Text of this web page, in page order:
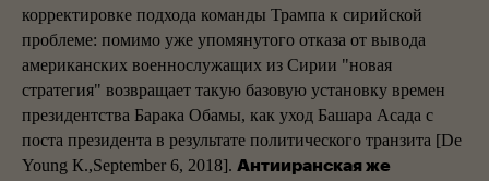
корректировке подхода команды Трампа к сирийской
проблеме: помимо уже упомянутого отказа от вывода
американских военнослужащих из Сирии "новая
стратегия" возвращает такую базовую установку времен
президентства Барака Обамы, как уход Башара Асада с
поста президента в результате политического транзита [De
Young К.,September 6, 2018]. Антииранская же